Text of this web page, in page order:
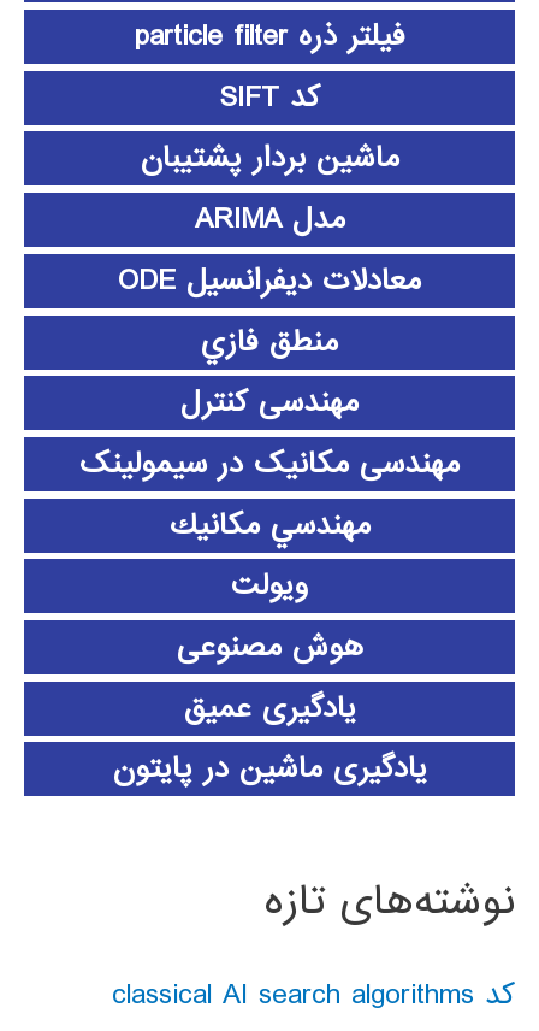
فیلتر ذره particle filter
کد SIFT
ماشین بردار پشتیبان
مدل ARIMA
معادلات دیفرانسیل ODE
منطق فازي
مهندسی کنترل
مهندسی مکانیک در سیمولینک
مهندسي مكانيك
ویولت
هوش مصنوعی
یادگیری عمیق
یادگیری ماشین در پایتون
نوشته‌های تازه
کد classical AI search algorithms